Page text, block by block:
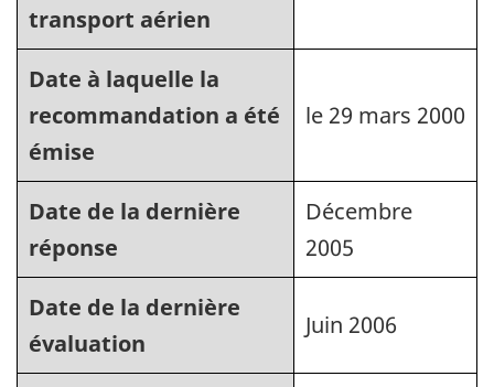
transport aérien
Date à laquelle la
recommandation a été
émise
le 29 mars 2000
Date de la dernière
réponse
Décembre
2005
Date de la dernière
évaluation
Juin 2006